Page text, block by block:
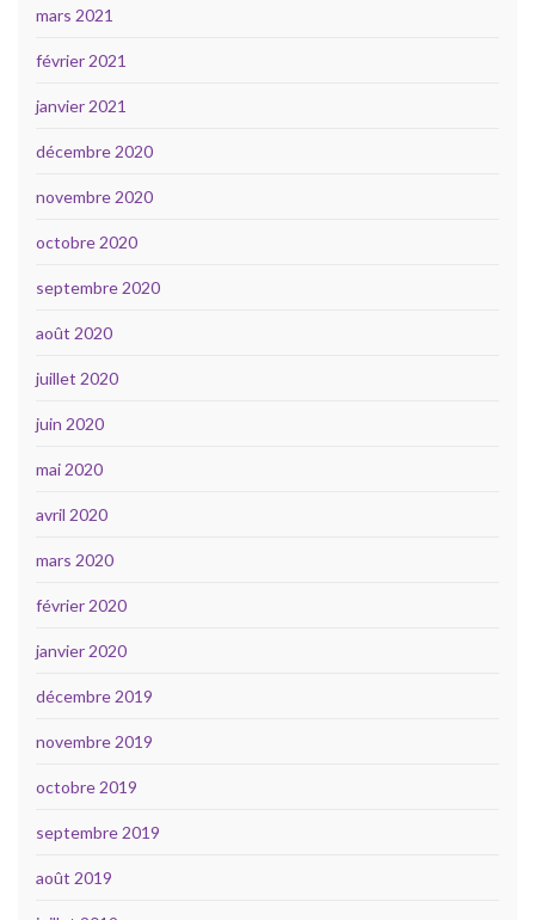
mars 2021
février 2021
janvier 2021
décembre 2020
novembre 2020
octobre 2020
septembre 2020
août 2020
juillet 2020
juin 2020
mai 2020
avril 2020
mars 2020
février 2020
janvier 2020
décembre 2019
novembre 2019
octobre 2019
septembre 2019
août 2019